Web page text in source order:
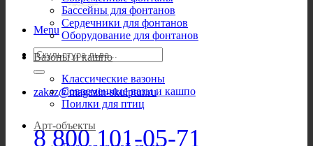
Menu
Искать:
zakaz@magazin-skulptur.ru
8 800 101-05-71
Бассейны для фонтанов
Сердечники для фонтанов
Оборудование для фонтанов
Вазоны и кашпо
Классические вазоны
Современные вазы и кашпо
Поилки для птиц
Арт-объекты